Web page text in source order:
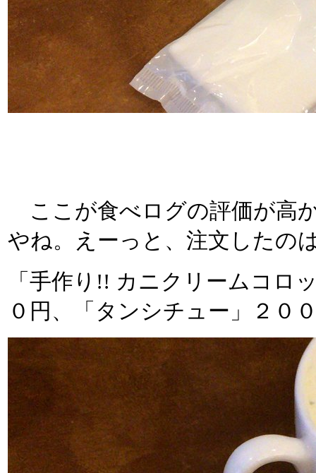
ここが食べログの評価が高
やね。えーっと、注文したの
「手作り!! カニクリームコロ
０円、「タンシチュー」２０